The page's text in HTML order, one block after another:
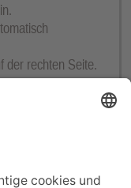
der rechten Seite.